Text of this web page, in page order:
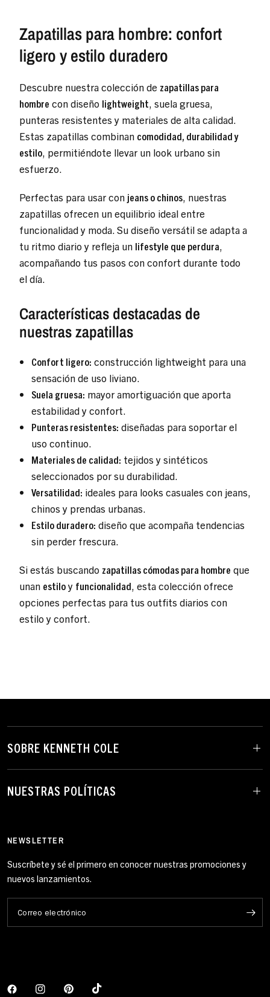
Zapatillas para hombre: confort
ligero y estilo duradero
Descubre nuestra colección de zapatillas para
hombre con diseño lightweight, suela gruesa,
punteras resistentes y materiales de alta calidad.
Estas zapatillas combinan comodidad, durabilidad y
estilo, permitiéndote llevar un look urbano sin
esfuerzo.
Perfectas para usar con jeans o chinos, nuestras
zapatillas ofrecen un equilibrio ideal entre
funcionalidad y moda. Su diseño versátil se adapta a
tu ritmo diario y refleja un lifestyle que perdura,
acompañando tus pasos con confort durante todo
el día.
Características destacadas de
nuestras zapatillas
Confort ligero: construcción lightweight para una
sensación de uso liviano.
Suela gruesa: mayor amortiguación que aporta
estabilidad y confort.
Punteras resistentes: diseñadas para soportar el
uso continuo.
Materiales de calidad: tejidos y sintéticos
seleccionados por su durabilidad.
Versatilidad: ideales para looks casuales con jeans,
chinos y prendas urbanas.
Estilo duradero: diseño que acompaña tendencias
sin perder frescura.
Si estás buscando zapatillas cómodas para hombre que
unan estiloy funcionalidad, esta colección ofrece
opciones perfectas para tus outfits diarios con
estilo y confort.
SOBRE KENNETH COLE
NUESTRAS POLÍTICAS
NEWSLETTER
Suscríbete y sé el primero en conocer nuestras promociones y
nuevos lanzamientos.
Correo electrónico